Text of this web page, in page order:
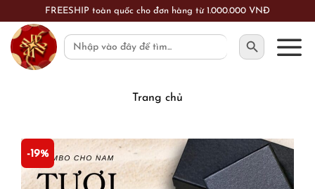
content
FREESHIP toàn quốc cho đơn hàng từ 1.000.000 VNĐ
Search
for:
SEARCH BUTTON
Trang chủ
-19%